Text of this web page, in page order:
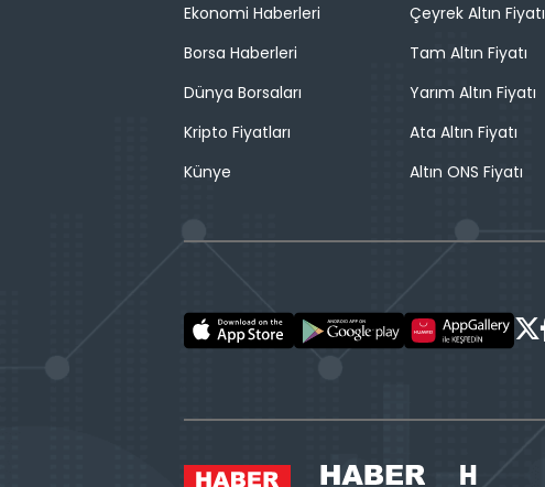
Ekonomi Haberleri
Borsa Haberleri
Dünya Borsaları
Kripto Fiyatları
Künye
Çeyrek Altın Fiyatı
Tam Altın Fiyatı
Yarım Altın Fiyatı
Ata Altın Fiyatı
Altın ONS Fiyatı